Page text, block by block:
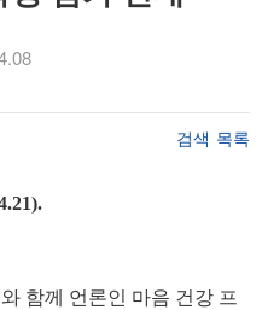
검색 목록
함께 언론인 마음 건강 프